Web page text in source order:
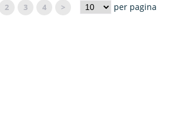
2 3 4 > per pagina